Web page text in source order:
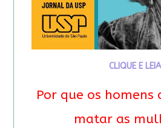
CLIQUE E
Por que os homens
matar as